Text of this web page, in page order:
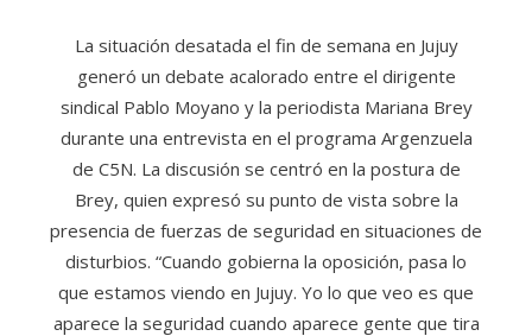
La situación desatada el fin de semana en Jujuy
generó un debate acalorado entre el dirigente
sindical Pablo Moyano y la periodista Mariana Brey
durante una entrevista en el programa Argenzuela
de C5N. La discusión se centró en la postura de
Brey, quien expresó su punto de vista sobre la
presencia de fuerzas de seguridad en situaciones de
disturbios. “Cuando gobierna la oposición, pasa lo
que estamos viendo en Jujuy. Yo lo que veo es que
aparece la seguridad cuando aparece gente que tira